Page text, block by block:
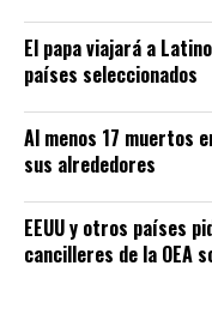
El papa viajará a
países seleccionados
Al menos 17 muertos
sus alrededores
EEUU y otros países
cancilleres de la OEA